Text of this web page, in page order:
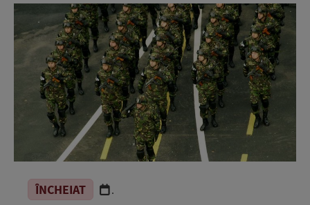
ÎNCHEIAT .